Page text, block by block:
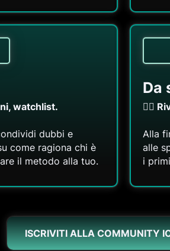
watchlist.
dubbi e
come ragiona chi è
il metodo alla tuo.
Da
👉🏻
Alla
alle
i
ISCRIVITI ALLA COMMUNITY